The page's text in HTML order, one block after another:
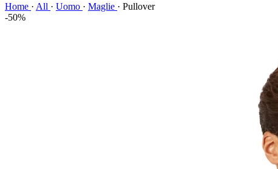
Home · All · Uomo · Maglie · Pullover
-50%